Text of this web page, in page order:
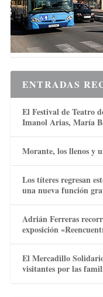
ENTRADAS
El Festival de Teatro
Imanol Arias, María
Morante, los llenos y
Los títeres regresan
una nueva función
Adrián Ferreras
exposición
El Mercadillo
visitantes por las